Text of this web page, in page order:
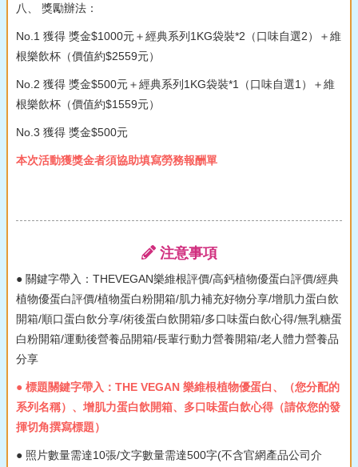
八、 獎勵辦法：
No.1 獲得 獎金$1000元＋經典系列1KG袋裝*2（口味自選2）＋維
根樂飲杯（價值約$2559元）
No.2 獲得 獎金$500元＋經典系列1KG袋裝*1（口味自選1）＋維
根樂飲杯（價值約$1559元）
No.3 獲得 獎金$500元
本次活動獲獎金者須協助填寫勞務報酬單
注意事項
● 關鍵字帶入：THEVEGAN樂維根評價/高鈣植物優蛋白評價/經典
植物優蛋白評價/植物蛋白粉開箱/肌力補充好物分享/增肌力蛋白飲
開箱/順口蛋白飲分享/術後蛋白飲開箱/多口味蛋白飲心得/無乳糖蛋
白粉開箱/運動後營養品開箱/長輩行動力營養開箱/老人體力營養品
分享
● 標題關鍵字帶入：THE VEGAN 樂維根植物優蛋白、（您分配的
系列名稱）、增肌力蛋白飲開箱、多口味蛋白飲心得（請依您的發
揮切角撰寫標題）
● 照片數量需達10張/文字數量需達500字(不含官網產品公司介